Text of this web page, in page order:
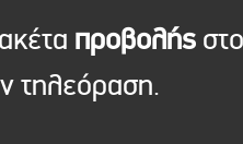
προβολής στο
τηλεόραση.